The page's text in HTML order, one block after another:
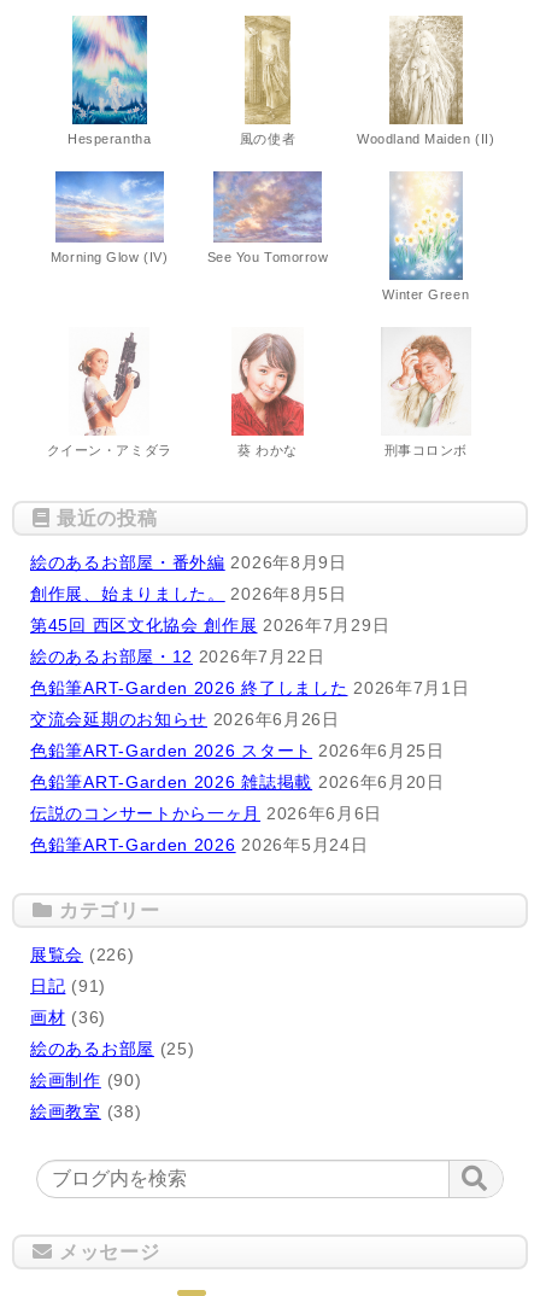
Hesperantha 風の使者 Woodland Maiden (II)
Morning Glow (IV) See You Tomorrow
Winter Green
クイーン・アミダラ 葵 わかな 刑事コロンボ
最近の投稿
絵のあるお部屋・番外編 2026年8月9日
創作展、始まりました。
2026年8月5日
第45回 西区文化協会 創作展 2026年7月29日
絵のあるお部屋・12 2026年7月22日
色鉛筆ART-Garden 2026 終了しました 2026年7月1日
交流会延期のお知らせ 2026年6月26日
色鉛筆ART-Garden 2026 スタート
2026年6月25日
色鉛筆ART-Garden 2026 雑誌掲載 2026年6月20日
伝説のコンサートから一ヶ月
2026年6月6日
色鉛筆ART-Garden 2026 2026年5月24日
カテゴリー
展覧会 (226)
日記 (91)
画材 (36)
絵のあるお部屋 (25)
絵画制作 (90)
絵画教室 (38)
メッセージ